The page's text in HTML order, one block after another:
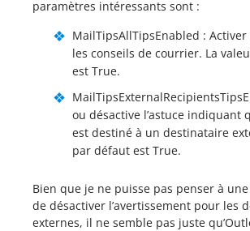
paramètres intéressants sont :
MailTipsAllTipsEnabled :
les conseils de courrier. La
est True.
ou désactive l’astuce indiquant
est destiné à un destinataire
par défaut est True.
Bien que je ne puisse pas penser à
de désactiver l’avertissement pour les
externes, il ne semble pas juste